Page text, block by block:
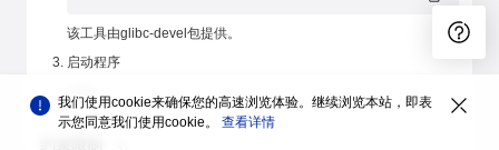
该工具由glibc-devel包提供。
启动程序
我们使用cookie来确保您的高速浏览体验。继续浏览本站，即表
示您同意我们使用cookie。 查看详情